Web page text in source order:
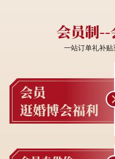
一站订单礼补